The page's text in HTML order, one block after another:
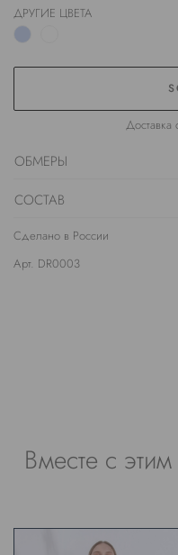
ДРУГИЕ ЦВЕТА
Доставка
ОБМЕРЫ
СОСТАВ
Сделано в России
Арт. DR0003
Вместе с